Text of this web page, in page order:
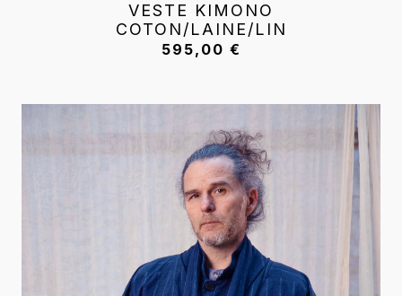
VESTE KIMONO
COTON/LAINE/LIN
595,00 €